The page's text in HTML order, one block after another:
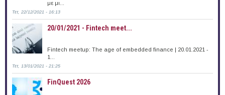
με μι...
Τετ, 22/12/2021 - 16:13
20/01/2021 - Fintech meet...
Fintech meetup: The age of embedded finance | 20.01.2021 -
1...
Τετ, 13/01/2021 - 21:25
FinQuest 2026